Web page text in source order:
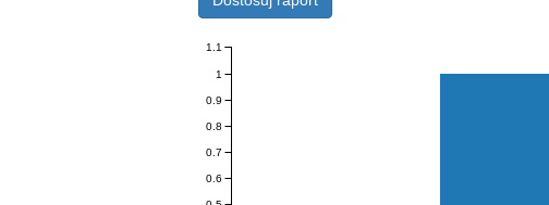
0.6
0.7
0.8
0.9
1
1.1